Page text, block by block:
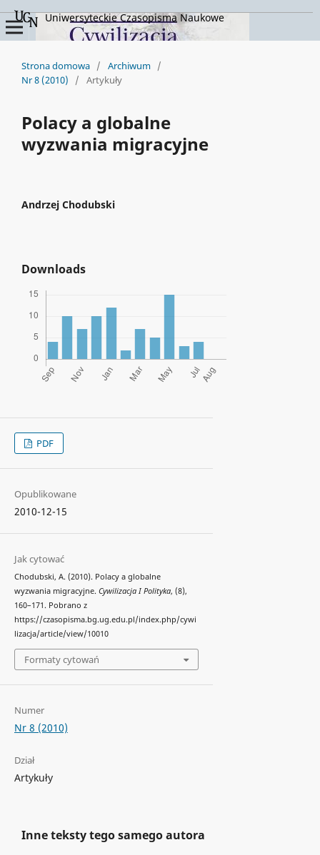
Uniwersyteckie Czasopisma Naukowe
Strona domowa / Archiwum /
Nr 8 (2010)
/ Artykuły
Polacy a globalne
wyzwania migracyjne
Andrzej Chodubski
Downloads
PDF
Opublikowane
2010-12-15
Jak cytować
Chodubski, A. (2010). Polacy a globalne
wyzwania migracyjne. Cywilizacja I Polityka, (8),
160–171. Pobrano z
https://czasopisma.bg.ug.edu.pl/index.php/cywi
lizacja/article/view/10010
Formaty cytowań
Numer
Nr 8 (2010)
Dział
Artykuły
Inne teksty tego samego autora